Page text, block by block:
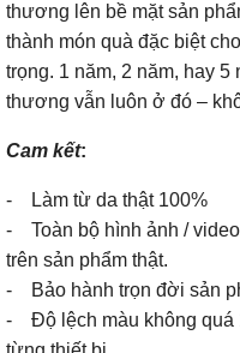
thương lên bề mặt sản
thành món quà đặc biệt
trọng. 1 năm, 2 năm, hay
thương vẫn luôn ở đó –
Cam kết:
- Làm từ da thật 100%
- Toàn bộ hình ảnh /
trên sản phẩm thật.
- Bảo hành trọn đời sản
- Độ lệch màu không quá